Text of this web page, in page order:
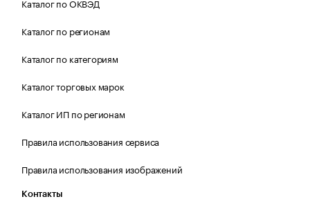
Каталог по ОКВЭД
Каталог по регионам
Каталог по категориям
Каталог торговых марок
Каталог ИП по регионам
Правила использования сервиса
Правила использования изображений
Контакты